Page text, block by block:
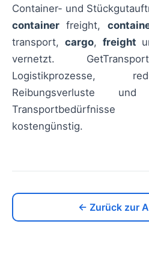
Container‑ und
container freight,
transport, cargo, freight
vernetzt.
Logistikprozesse,
Reibungsverluste
kostengünstig.
← Zurück zur